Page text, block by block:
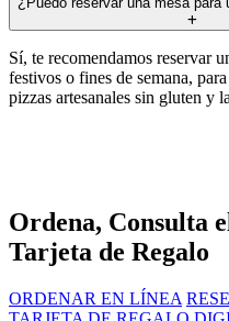
Sí, te recomendamos reservar
festivos o fines de semana,
pizzas artesanales sin gluten y
Ordena, Consulta
Tarjeta de Regalo
ORDENAR EN LÍNEA